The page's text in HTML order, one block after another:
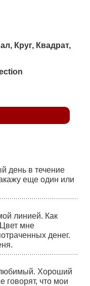
Круг, Квадрат,
день в течение
еще один или
линией. Как
мне
денег.
любимый. Хороший
говорят, что мои